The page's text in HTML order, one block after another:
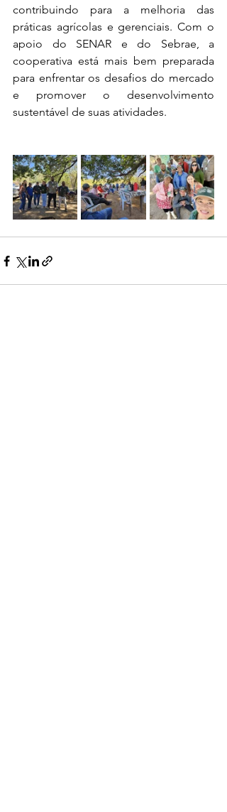
contribuindo para a melhoria das
práticas agrícolas e gerenciais. Com o
apoio do SENAR e do Sebrae, a
cooperativa está mais bem preparada
para enfrentar os desafios do mercado
e promover o desenvolvimento
sustentável de suas atividades.